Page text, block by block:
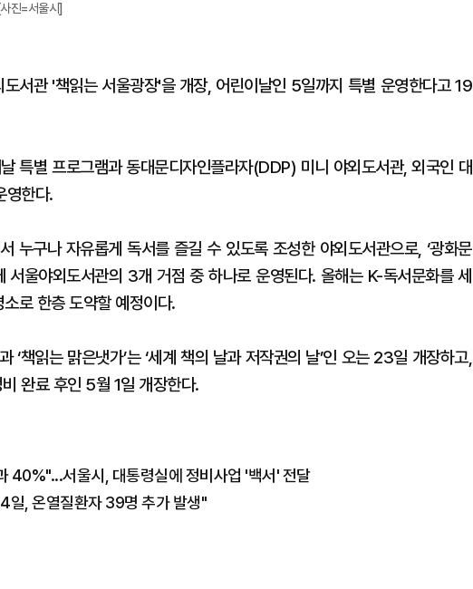
진=서울시]
서관 '책읽는 서울광장'을 개장, 어린이날인 5일까지 특별 운영한다고 19
특별 프로그램과 동대문디자인플라자(DDP) 미니 야외도서관, 외국인 대
영한다.
누구나 자유롭게 독서를 즐길 수 있도록 조성한 야외도서관으로, ‘광화문
서울야외도서관의 3개 거점 중 하나로 운영된다. 올해는 K-독서문화를 세
로 한층 도약할 예정이다.
‘책읽는 맑은냇가’는 ‘세계 책의 날과 저작권의 날’인 오는 23일 개장하고,
비 완료 후인 5월 1일 개장한다.
40%"...서울시, 대통령실에 정비사업 '백서' 전달
일, 온열질환자 39명 추가 발생"